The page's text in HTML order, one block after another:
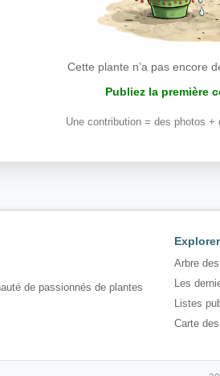
Cette plante n’a pas encore
Publiez la première
Une contribution = des photos
de passionnés de plantes
Explorer
Arbre
Les
Listes
Carte